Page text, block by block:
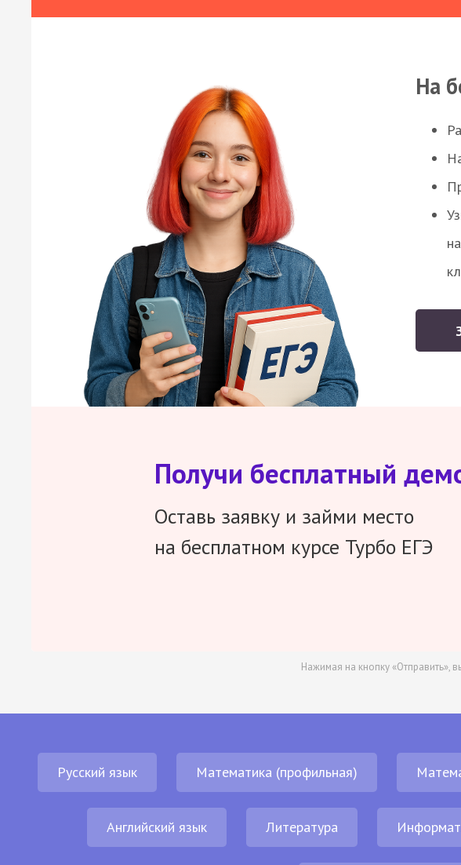
На
Получи бесплатный
Оставь заявку и займи место
на бесплатном курсе Турбо ЕГЭ
Нажимая на кнопку «Отправить»,
Русский язык Математика (профильная)
Английский язык Литература